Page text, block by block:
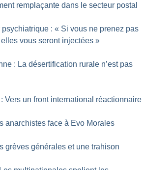
remplaçante dans le secteur postal
: « Si vous ne prenez pas
elles vous seront injectées »
: La désertification rurale n’est pas
Vers un front international réactionnaire
anarchistes face à Evo Morales
grèves générales et une trahison